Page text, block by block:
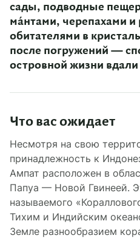
сады, подводные
ма́нтами, черепахами
обитателями в
после погружений —
островной жизни вдали
Что вас ожидает
Несмотря на свою
принадлежность к
Ампат расположен в
Папуа — Новой Гвинеей.
называемого
Тихим и Индийским
Земле разнообразием